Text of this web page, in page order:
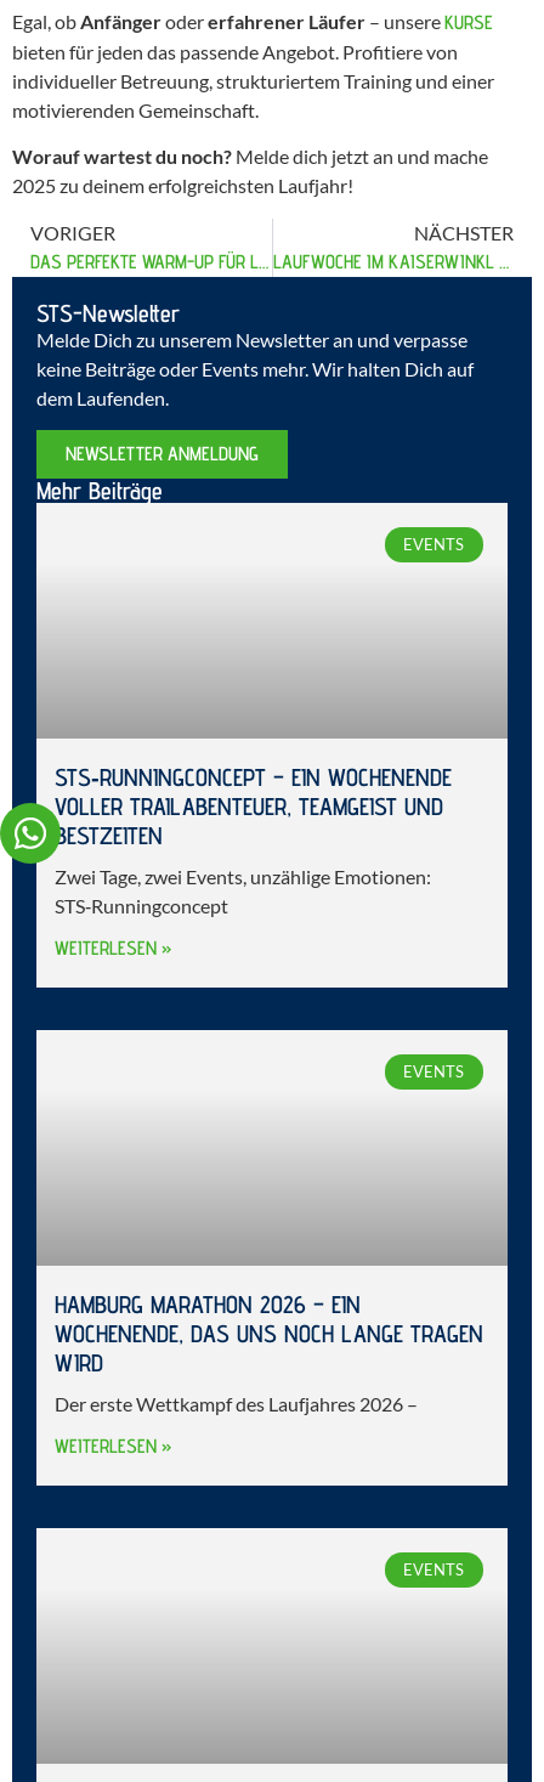
Egal, obAnfängerodererfahrener Läufer – unsereKURSE
bieten für jeden das passende Angebot. Profitiere von
individueller Betreuung, strukturiertem Training und einer
motivierenden Gemeinschaft.
Worauf wartest du noch? Melde dich jetzt an und mache
2025 zu deinem erfolgreichsten Laufjahr!
VORIGER
DAS PERFEKTE WARM-UP FÜR LÄUFER: 5 ESSENTIELLE ÜBUNGEN, UM VERLETZUNGEN ZU VERMEIDEN
NÄCHSTER
LAUFWOCHE IM KAISERWINKL / WALCHSEE 2025
STS-Newsletter
Melde Dich zu unserem Newsletter an und verpasse
keine Beiträge oder Events mehr. Wir halten Dich auf
dem Laufenden.
NEWSLETTER ANMELDUNG
Mehr Beiträge
EVENTS
STS‑RUNNINGCONCEPT – EIN WOCHENENDE
VOLLER TRAILABENTEUER, TEAMGEIST UND
BESTZEITEN
Zwei Tage, zwei Events, unzählige Emotionen:
STS‑Runningconcept
WEITERLESEN »
EVENTS
HAMBURG MARATHON 2026 – EIN
WOCHENENDE, DAS UNS NOCH LANGE TRAGEN
WIRD
Der erste Wettkampf des Laufjahres 2026 –
WEITERLESEN »
EVENTS